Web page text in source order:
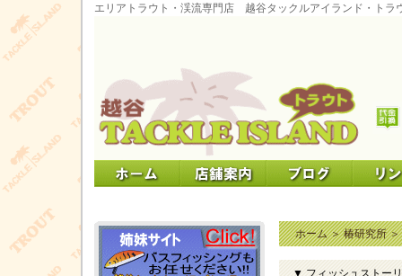
エリアトラウト・渓流専門店 越谷タックルアイランド・トラ
ホーム＞椿研究所＞
▼ フィッシュストー